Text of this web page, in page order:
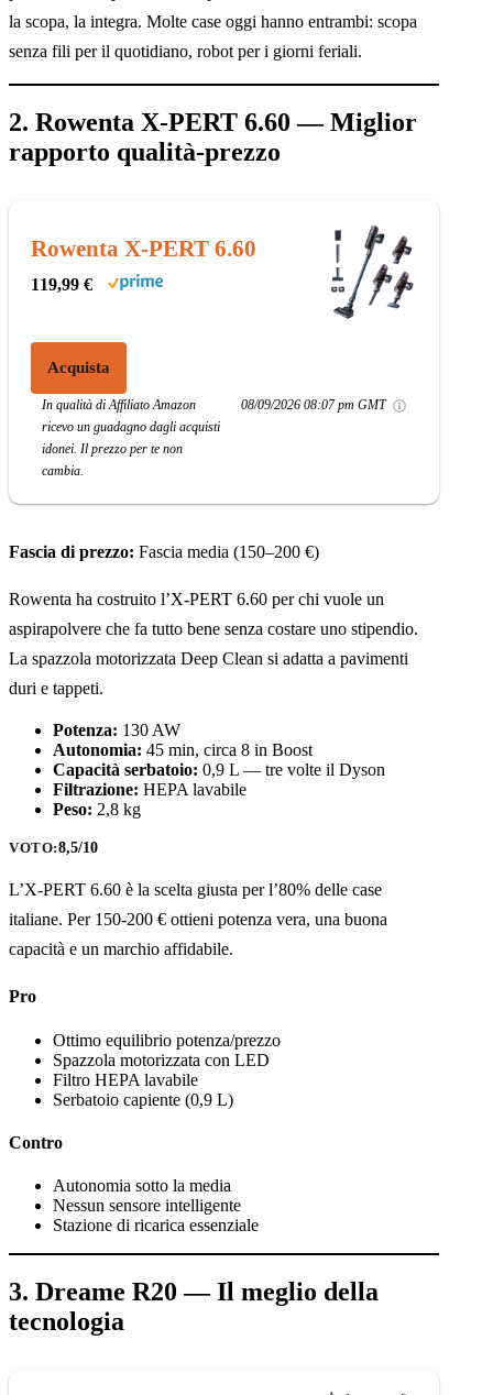
la scopa, la integra. Molte case oggi hanno entrambi: scopa
senza fili per il quotidiano, robot per i giorni feriali.
2. Rowenta X-PERT 6.60 — Miglior
rapporto qualità-prezzo
Rowenta X-PERT 6.60
119,99 €
Acquista
In qualità di Affiliato Amazon
ricevo un guadagno dagli acquisti
idonei. Il prezzo per te non
cambia.
08/09/2026 08:07 pm GMT
Fascia di prezzo: Fascia media (150–200 €)
Rowenta ha costruito l’X-PERT 6.60 per chi vuole un
aspirapolvere che fa tutto bene senza costare uno stipendio.
La spazzola motorizzata Deep Clean si adatta a pavimenti
duri e tappeti.
Potenza: 130 AW
Autonomia: 45 min, circa 8 in Boost
Capacità serbatoio: 0,9 L — tre volte il Dyson
Filtrazione: HEPA lavabile
Peso: 2,8 kg
VOTO:8,5/10
L’X-PERT 6.60 è la scelta giusta per l’80% delle case
italiane. Per 150-200 € ottieni potenza vera, una buona
capacità e un marchio affidabile.
Pro
Ottimo equilibrio potenza/prezzo
Spazzola motorizzata con LED
Filtro HEPA lavabile
Serbatoio capiente (0,9 L)
Contro
Autonomia sotto la media
Nessun sensore intelligente
Stazione di ricarica essenziale
3. Dreame R20 — Il meglio della
tecnologia